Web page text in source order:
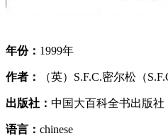
年份： 1999年
作者： （英）S.F.C.密尔松（
出版社： 中国大百科全书出版社
语言： chinese